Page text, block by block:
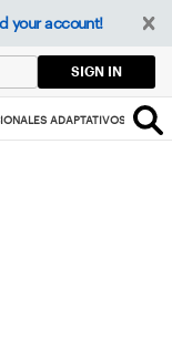
your account!
SIGN IN
ADAPTATIVOS DEL